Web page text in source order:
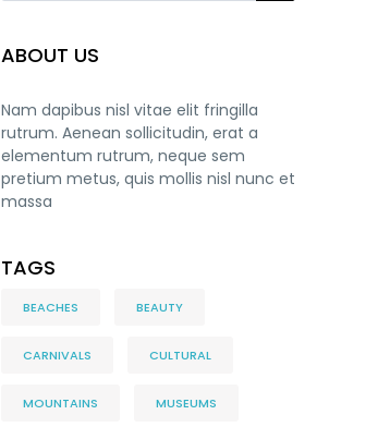
ABOUT US
Nam dapibus nisl vitae elit fringilla
rutrum. Aenean sollicitudin, erat a
elementum rutrum, neque sem
pretium metus, quis mollis nisl nunc et
massa
TAGS
BEACHES BEAUTY
CARNIVALS CULTURAL
MOUNTAINS MUSEUMS